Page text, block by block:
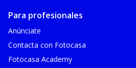
Para profesionales
Anúnciate
Contacta con Fotocasa
Fotocasa Academy